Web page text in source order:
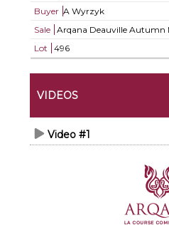
Buyer A Wyrzyk
Sale
Arqana Deauville Autumn
Lot
496
VIDEOS
Video #1